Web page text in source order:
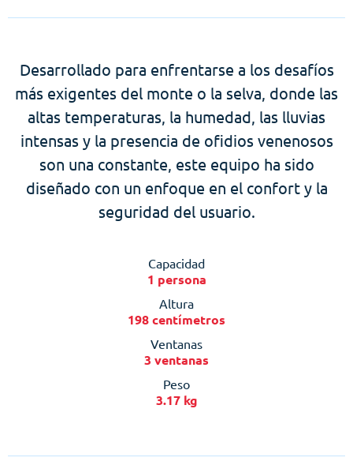
Desarrollado para enfrentarse a los desafíos
más exigentes del monte o la selva, donde las
altas temperaturas, la humedad, las lluvias
intensas y la presencia de ofidios venenosos
son una constante, este equipo ha sido
diseñado con un enfoque en el confort y la
seguridad del usuario.
Capacidad
1 persona
Altura
198 centímetros
Ventanas
3 ventanas
Peso
3.17 kg